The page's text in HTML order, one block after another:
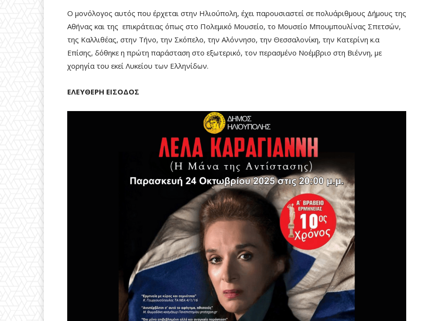
Ο μονόλογος αυτός που έρχεται στην Ηλιούπολη, έχει παρουσιαστεί σε πολυάριθμους Δήμους της
Αθήνας και της επικράτειας όπως στο Πολεμικό Μουσείο, το Μουσείο Μπουμπουλίνας Σπετσών,
της Καλλιθέας, στην Τήνο, την Σκόπελο, την Αλόννησο, την Θεσσαλονίκη, την Κατερίνη κ.α
Επίσης, δόθηκε η πρώτη παράσταση στο εξωτερικό, τον περασμένο Νοέμβριο στη Βιέννη, με
χορηγία του εκεί Λυκείου των Ελληνίδων.
ΕΛΕΥΘΕΡΗ ΕΙΣΟΔΟΣ